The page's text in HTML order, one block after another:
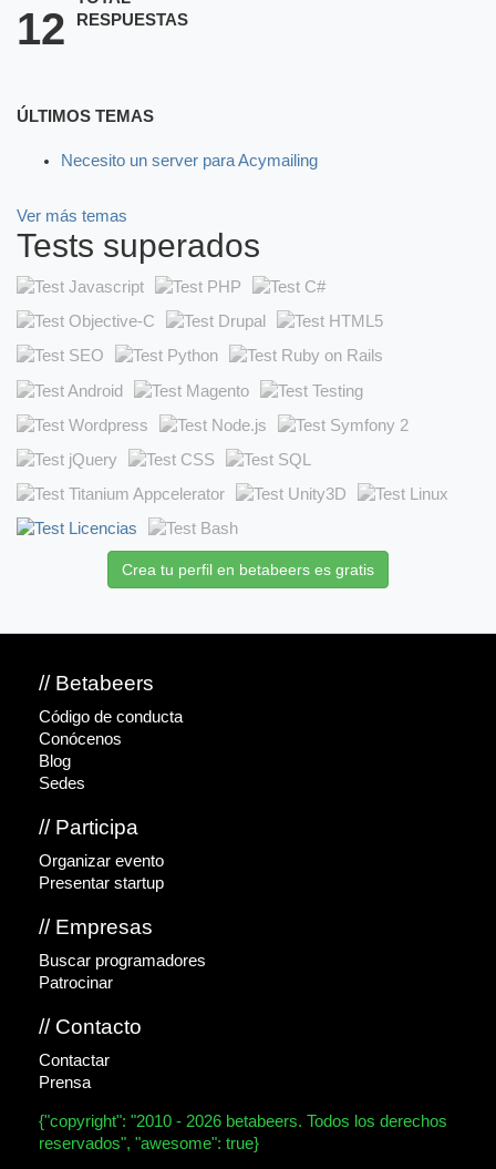
12
RESPUESTAS
ÚLTIMOS TEMAS
Necesito un server para Acymailing
Ver más temas
Tests superados
Crea tu perfil en betabeers es gratis
// Betabeers
Código de conducta
Conócenos
Blog
Sedes
// Participa
Organizar evento
Presentar startup
// Empresas
Buscar programadores
Patrocinar
// Contacto
Contactar
Prensa
{"copyright": "2010 - 2026 betabeers. Todos los derechos
reservados", "awesome": true}